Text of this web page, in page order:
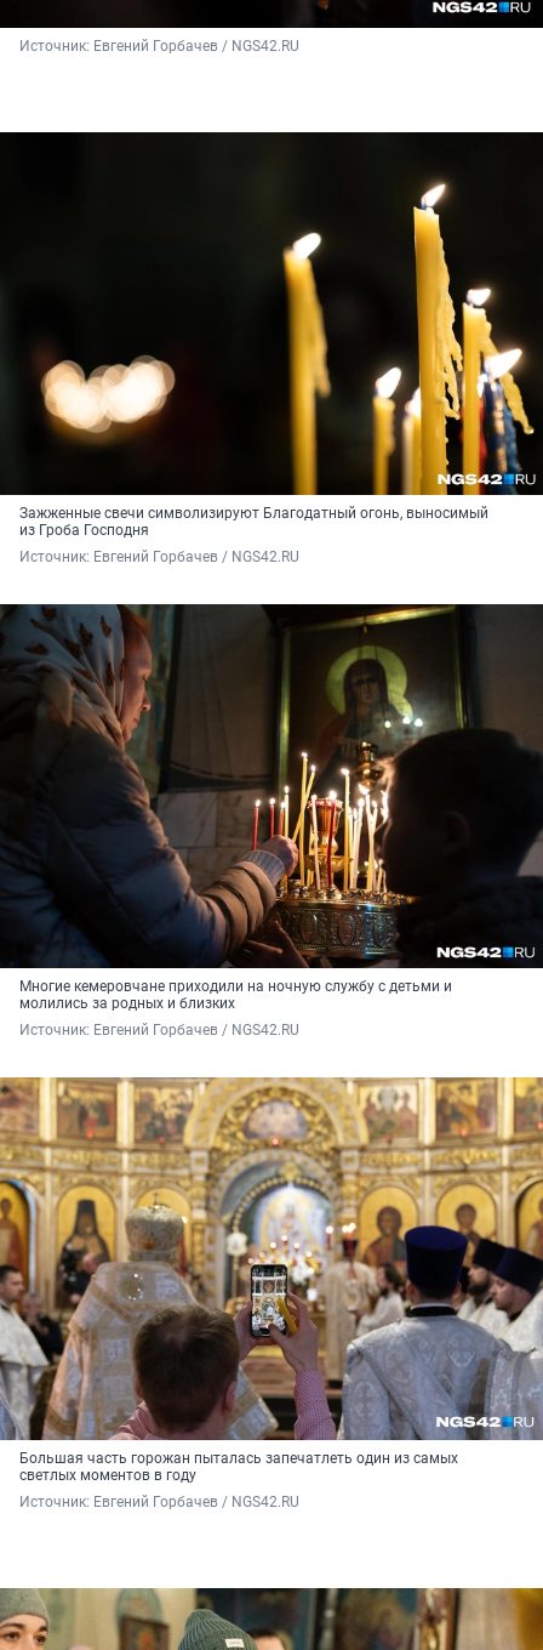
Источник: Евгений Горбачев / NGS42.RU
Зажженные свечи символизируют Благодатный огонь, выносимый
из Гроба Господня
Источник: Евгений Горбачев / NGS42.RU
Многие кемеровчане приходили на ночную службу с детьми и
молились за родных и близких
Источник: Евгений Горбачев / NGS42.RU
Большая часть горожан пыталась запечатлеть один из самых
светлых моментов в году
Источник: Евгений Горбачев / NGS42.RU